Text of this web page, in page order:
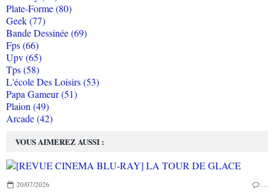
VOUS AIMEREZ AUSSI :
20/07/2026 …
Plate-Forme (80)
Geek (77)
Bande Dessinée (69)
Fps (66)
Upv (65)
Tps (58)
L'école Des Loisirs (53)
Papa Gameur (51)
Plaion (49)
Arcade (42)